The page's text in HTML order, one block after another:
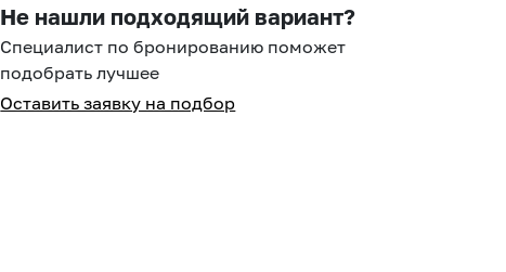
select
a
date.
the
select
a
the
Не нашли подходящий вариант?
Специалист по бронированию поможет
подобрать лучшее
Оставить заявку на подбор